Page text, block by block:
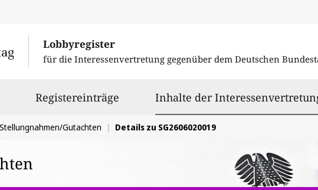
Lobbyregister
für die Interessenvertretung gegenüber dem Deutschen
Registereinträge Inhalte der
Stellungnahmen/Gutachten Details zu SG2606020019